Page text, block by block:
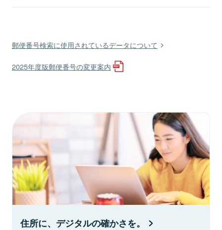
郵便番号検索に使用されているデータについて
2025年度版郵便番号の変更案内
住所に、デジタルの確かさを。